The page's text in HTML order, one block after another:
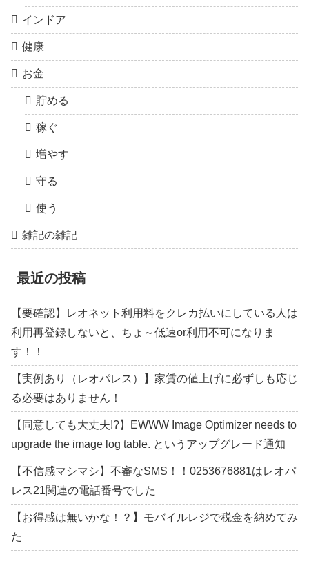
インドア
健康
お金
貯める
稼ぐ
増やす
守る
使う
雑記の雑記
最近の投稿
【要確認】レオネット利用料をクレカ払いにしている人は
利用再登録しないと、ちょ～低速or利用不可になりま
す！！
【実例あり（レオパレス）】家賃の値上げに必ずしも応じ
る必要はありません！
【同意しても大丈夫!?】EWWW Image Optimizer needs to
upgrade the image log table. というアップグレード通知
【不信感マシマシ】不審なSMS！！0253676881はレオパ
レス21関連の電話番号でした
【お得感は無いかな！？】モバイルレジで税金を納めてみ
た